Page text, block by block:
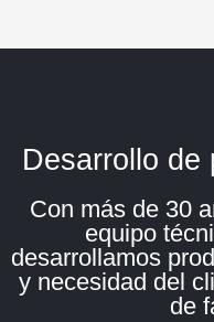
Desarrollo de
Con más de 30
equipo
desarrollamos
y necesidad del
de